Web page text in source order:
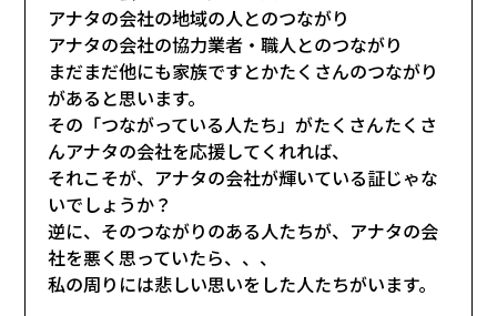
アナタの会社の地域の人とのつながり
アナタの会社の協力業者・職人とのつながり
まだまだ他にも家族ですとかたくさんのつながり
があると思います。
その「つながっている人たち」がたくさんたくさ
んアナタの会社を応援してくれれば、
それこそが、アナタの会社が輝いている証じゃな
いでしょうか？
逆に、そのつながりのある人たちが、アナタの会
社を悪く思っていたら、、、
私の周りには悲しい思いをした人たちがいます。